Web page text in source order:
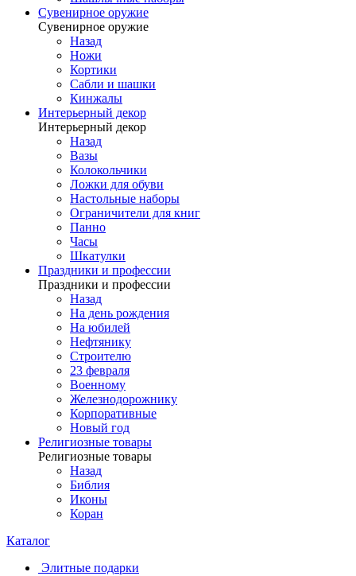
Сувенирное оружие
Сувенирное оружие
Назад
Ножи
Кортики
Сабли и шашки
Кинжалы
Интерьерный декор
Интерьерный декор
Назад
Вазы
Колокольчики
Ложки для обуви
Настольные наборы
Ограничители для книг
Панно
Часы
Шкатулки
Праздники и профессии
Праздники и профессии
Назад
На день рождения
На юбилей
Нефтянику
Строителю
23 февраля
Военному
Железнодорожнику
Корпоративные
Новый год
Религиозные товары
Религиозные товары
Назад
Библия
Иконы
Коран
Каталог
Элитные подарки